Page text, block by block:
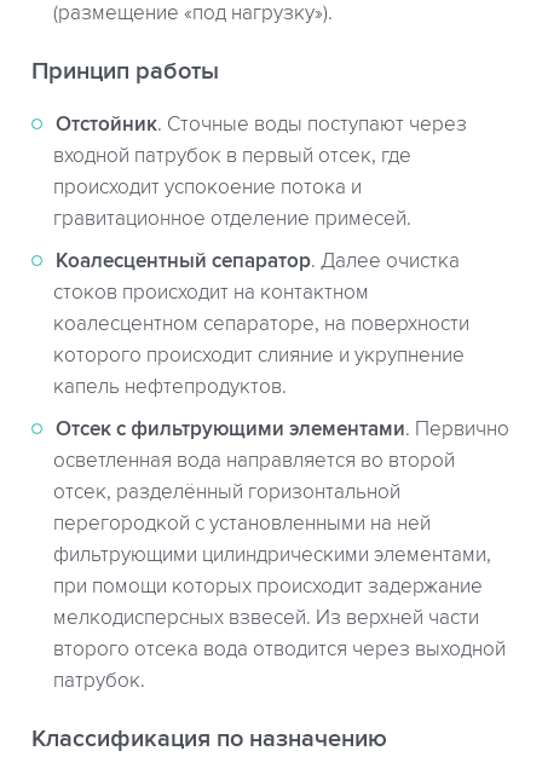
(размещение «под нагрузку»).
Принцип работы
Отстойник. Сточные воды поступают через
входной патрубок в первый отсек, где
происходит успокоение потока и
гравитационное отделение примесей.
Коалесцентный сепаратор. Далее очистка
стоков происходит на контактном
коалесцентном сепараторе, на поверхности
которого происходит слияние и укрупнение
капель нефтепродуктов.
Отсек с фильтрующими элементами. Первично
осветленная вода направляется во второй
отсек, разделённый горизонтальной
перегородкой с установленными на ней
фильтрующими цилиндрическими элементами,
при помощи которых происходит задержание
мелкодисперсных взвесей. Из верхней части
второго отсека вода отводится через выходной
патрубок.
Классификация по назначению